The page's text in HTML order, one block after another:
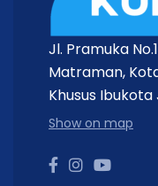
Jl. Pramuka
Matraman,
Khusus Ibukota
Show on map